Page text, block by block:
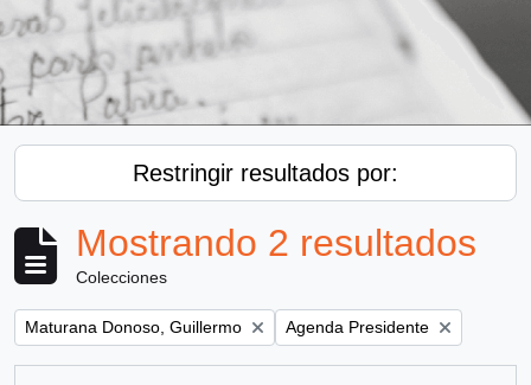
Restringir resultados por:
Mostrando 2 resultados
Colecciones
Remove filter:
Maturana Donoso, Guillermo Remove filter:
Agenda Presidente